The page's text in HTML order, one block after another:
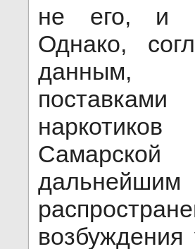
не его, и
Однако,
данным,
возбуждения